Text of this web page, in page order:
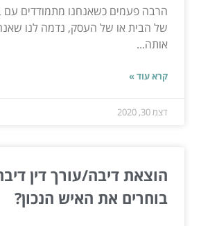
הרבה פעמים כשאנחנו מתמודדים
של הבית או של העסק, נדמה לנו
אותה...
קרא עוד »
דצמ 30, 2020
הוצאת דיבה/עורך דין
בוחרים את האיש הנכון?